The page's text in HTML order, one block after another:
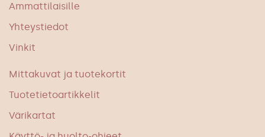
Ammattilaisille
Yhteystiedot
Vinkit
Mittakuvat ja tuotekortit
Tuotetietoartikkelit
Värikartat